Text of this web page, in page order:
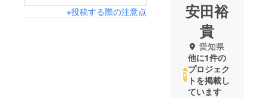
※投稿する際の注意点
安田裕
貴
愛知県
他に1件の
プロジェク
トを掲載し
ています